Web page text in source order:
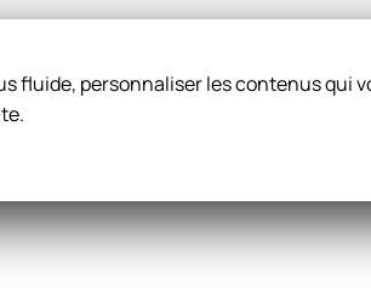
fluide, personnaliser les contenus qui